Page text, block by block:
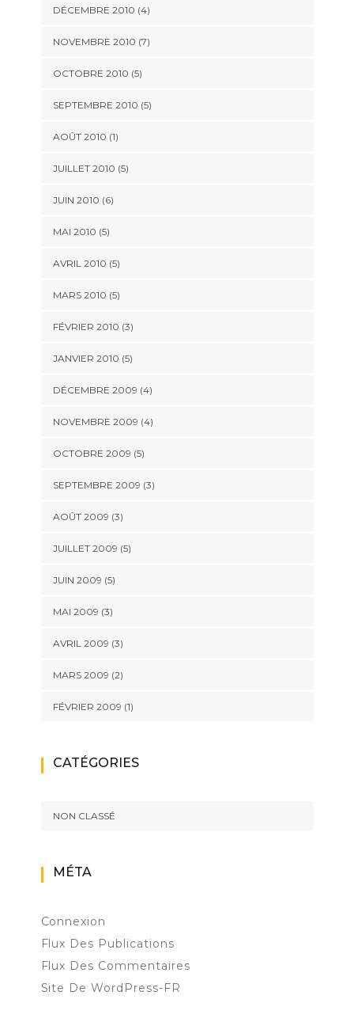
DÉCEMBRE 2010 (4)
NOVEMBRE 2010 (7)
OCTOBRE 2010 (5)
SEPTEMBRE 2010 (5)
AOÛT 2010 (1)
JUILLET 2010 (5)
JUIN 2010 (6)
MAI 2010 (5)
AVRIL 2010 (5)
MARS 2010 (5)
FÉVRIER 2010 (3)
JANVIER 2010 (5)
DÉCEMBRE 2009 (4)
NOVEMBRE 2009 (4)
OCTOBRE 2009 (5)
SEPTEMBRE 2009 (3)
AOÛT 2009 (3)
JUILLET 2009 (5)
JUIN 2009 (5)
MAI 2009 (3)
AVRIL 2009 (3)
MARS 2009 (2)
FÉVRIER 2009 (1)
CATÉGORIES
NON CLASSÉ
MÉTA
Connexion
Flux Des Publications
Flux Des Commentaires
Site De WordPress-FR